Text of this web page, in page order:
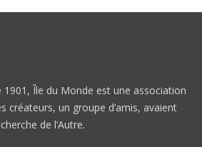
1901, Île du Monde est une association
créateurs, un groupe d’amis, avaient
de l’Autre.